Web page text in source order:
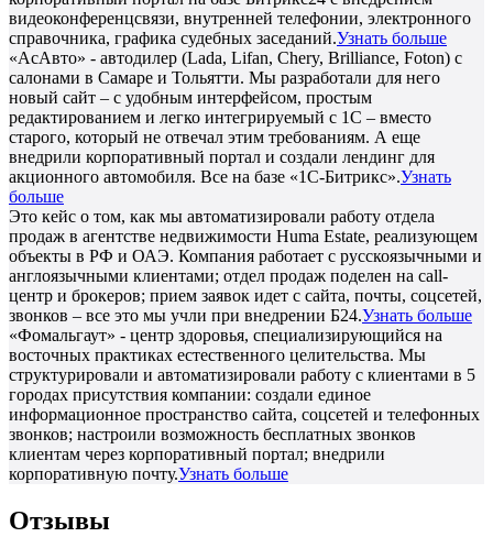
видеоконференцсвязи, внутренней телефонии, электронного
справочника, графика судебных заседаний.Узнать больше
«АсАвто» - автодилер (Lada, Lifan, Chery, Brilliance, Foton) с
салонами в Самаре и Тольятти. Мы разработали для него
новый сайт – с удобным интерфейсом, простым
редактированием и легко интегрируемый с 1С – вместо
старого, который не отвечал этим требованиям. А еще
внедрили корпоративный портал и создали лендинг для
акционного автомобиля. Все на базе «1С-Битрикс».Узнать
больше
Это кейс о том, как мы автоматизировали работу отдела
продаж в агентстве недвижимости Huma Estate, реализующем
объекты в РФ и ОАЭ. Компания работает с русскоязычными и
англоязычными клиентами; отдел продаж поделен на call-
центр и брокеров; прием заявок идет с сайта, почты, соцсетей,
звонков – все это мы учли при внедрении Б24.Узнать больше
«Фомальгаут» - центр здоровья, специализирующийся на
восточных практиках естественного целительства. Мы
структурировали и автоматизировали работу с клиентами в 5
городах присутствия компании: создали единое
информационное пространство сайта, соцсетей и телефонных
звонков; настроили возможность бесплатных звонков
клиентам через корпоративный портал; внедрили
корпоративную почту.Узнать больше
Отзывы